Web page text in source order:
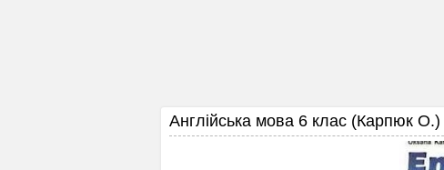
Англійська мова 6 клас (Карпюк О.)